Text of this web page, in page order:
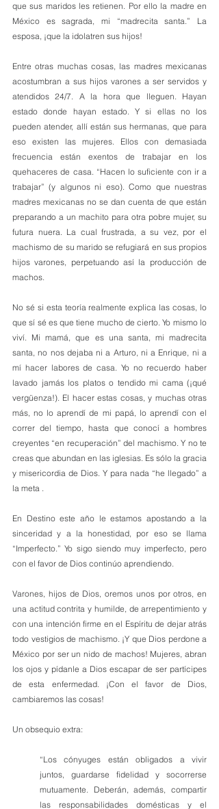
que sus maridos les retienen. Por ello la madre en
México es sagrada, mi “madrecita santa.” La
esposa, ¡que la idolatren sus hijos!
Entre otras muchas cosas, las madres mexicanas
acostumbran a sus hijos varones a ser servidos y
atendidos 24/7. A la hora que lleguen. Hayan
estado donde hayan estado. Y si ellas no los
pueden atender, allí están sus hermanas, que para
eso existen las mujeres. Ellos con demasiada
frecuencia están exentos de trabajar en los
quehaceres de casa. “Hacen lo suficiente con ir a
trabajar” (y algunos ni eso). Como que nuestras
madres mexicanas no se dan cuenta de que están
preparando a un machito para otra pobre mujer, su
futura nuera. La cual frustrada, a su vez, por el
machismo de su marido se refugiará en sus propios
hijos varones, perpetuando así la producción de
machos.
No sé si esta teoría realmente explica las cosas, lo
que sí sé es que tiene mucho de cierto. Yo mismo lo
viví. Mi mamá, que es una santa, mi madrecita
santa, no nos dejaba ni a Arturo, ni a Enrique, ni a
mí hacer labores de casa. Yo no recuerdo haber
lavado jamás los platos o tendido mi cama (¡qué
vergüenza!). El hacer estas cosas, y muchas otras
más, no lo aprendí de mi papá, lo aprendí con el
correr del tiempo, hasta que conocí a hombres
creyentes “en recuperación” del machismo. Y no te
creas que abundan en las iglesias. Es sólo la gracia
y misericordia de Dios. Y para nada “he llegado” a
la meta .
En Destino este año le estamos apostando a la
sinceridad y a la honestidad, por eso se llama
“Imperfecto.” Yo sigo siendo muy imperfecto, pero
con el favor de Dios continúo aprendiendo.
Varones, hijos de Dios, oremos unos por otros, en
una actitud contrita y humilde, de arrepentimiento y
con una intención firme en el Espíritu de dejar atrás
todo vestigios de machismo. ¡Y que Dios perdone a
México por ser un nido de machos! Mujeres, abran
los ojos y pídanle a Dios escapar de ser partícipes
de esta enfermedad. ¡Con el favor de Dios,
cambiaremos las cosas!
Un obsequio extra:
“Los cónyuges están obligados a vivir
juntos, guardarse fidelidad y socorrerse
mutuamente. Deberán, además, compartir
las responsabilidades domésticas y el